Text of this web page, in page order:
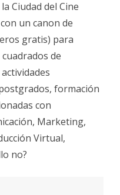
Ciudad del Cine
un canon de
gratis) para
de
formación
con
Marketing,
Virtual,
no?